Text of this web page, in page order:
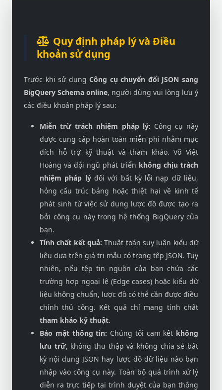
Quy định pháp lý và Điều
khoản sử dụng
Trước khi sử dụngCông cụ chuyển đổi JSON sang
BigQuery Schema online, người dùng vui lòng lưu ý
các điều khoản pháp lý sau:
Miễn trừ trách nhiệm pháp lý: Công cụ này
được cung cấp hoàn toàn miễn phí nhằm mục
đích hỗ trợ kỹ thuật và tham khảo. Võ Việt
Hoàng và đội ngũ phát triển không chịu trách
nhiệm pháp lýđối với bất kỳ lỗi nạp dữ liệu,
hỏng cấu trúc bảng hoặc thiệt hại về kinh tế
phát sinh từ việc sử dụng lược đồ được tạo ra
bởi công cụ này trong hệ thống BigQuery của
bạn.
Tính chất kết quả: Thuật toán suy luận kiểu dữ
liệu dựa trên giá trị mẫu có trong tệp JSON. Tuy
nhiên, nếu tệp tin nguồn của bạn chứa các
trường hợp ngoại lệ (Edge cases) hoặc kiểu dữ
liệu không chuẩn, lược đồ có thể cần được điều
chỉnh thủ công. Kết quả chỉ mang tính chất
tham khảo kỹ thuật.
Bảo mật thông tin: Chúng tôi cam kết không
lưu trữ, không thu thập và không chia sẻ bất
kỳ nội dung JSON hay lược đồ dữ liệu nào bạn
nhập vào công cụ này. Toàn bộ quá trình xử lý
diễn ra trực tiếp tại trình duyệt của bạn thông